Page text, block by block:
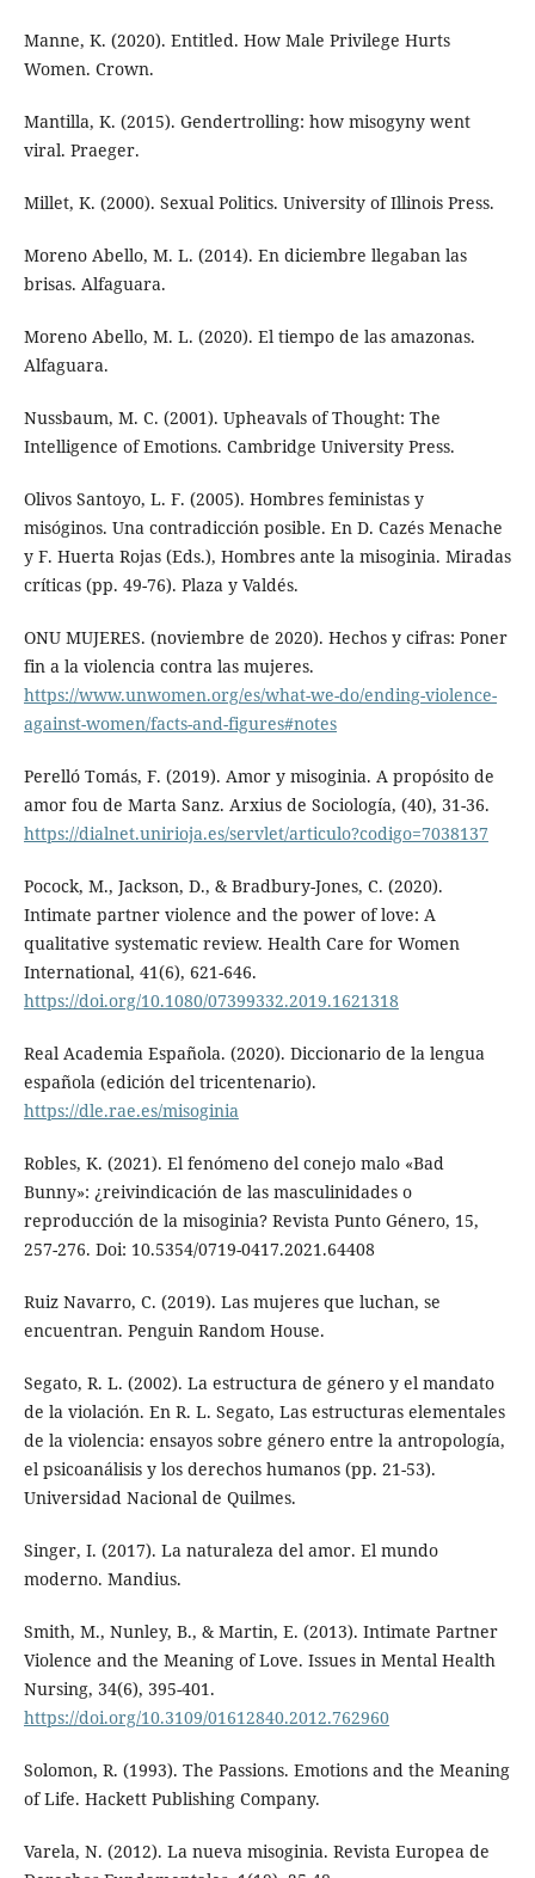
Manne, K. (2020). Entitled. How Male Privilege Hurts
Women. Crown.
Mantilla, K. (2015). Gendertrolling: how misogyny went
viral. Praeger.
Millet, K. (2000). Sexual Politics. University of Illinois Press.
Moreno Abello, M. L. (2014). En diciembre llegaban las
brisas. Alfaguara.
Moreno Abello, M. L. (2020). El tiempo de las amazonas.
Alfaguara.
Nussbaum, M. C. (2001). Upheavals of Thought: The
Intelligence of Emotions. Cambridge University Press.
Olivos Santoyo, L. F. (2005). Hombres feministas y
misóginos. Una contradicción posible. En D. Cazés Menache
y F. Huerta Rojas (Eds.), Hombres ante la misoginia. Miradas
críticas (pp. 49-76). Plaza y Valdés.
ONU MUJERES. (noviembre de 2020). Hechos y cifras: Poner
fin a la violencia contra las mujeres.
https://www.unwomen.org/es/what-we-do/ending-violence-
against-women/facts-and-figures#notes
Perelló Tomás, F. (2019). Amor y misoginia. A propósito de
amor fou de Marta Sanz. Arxius de Sociología, (40), 31-36.
https://dialnet.unirioja.es/servlet/articulo?codigo=7038137
Pocock, M., Jackson, D., & Bradbury-Jones, C. (2020).
Intimate partner violence and the power of love: A
qualitative systematic review. Health Care for Women
International, 41(6), 621-646.
https://doi.org/10.1080/07399332.2019.1621318
Real Academia Española. (2020). Diccionario de la lengua
española (edición del tricentenario).
https://dle.rae.es/misoginia
Robles, K. (2021). El fenómeno del conejo malo «Bad
Bunny»: ¿reivindicación de las masculinidades o
reproducción de la misoginia? Revista Punto Género, 15,
257-276. Doi: 10.5354/0719-0417.2021.64408
Ruiz Navarro, C. (2019). Las mujeres que luchan, se
encuentran. Penguin Random House.
Segato, R. L. (2002). La estructura de género y el mandato
de la violación. En R. L. Segato, Las estructuras elementales
de la violencia: ensayos sobre género entre la antropología,
el psicoanálisis y los derechos humanos (pp. 21-53).
Universidad Nacional de Quilmes.
Singer, I. (2017). La naturaleza del amor. El mundo
moderno. Mandius.
Smith, M., Nunley, B., & Martin, E. (2013). Intimate Partner
Violence and the Meaning of Love. Issues in Mental Health
Nursing, 34(6), 395-401.
https://doi.org/10.3109/01612840.2012.762960
Solomon, R. (1993). The Passions. Emotions and the Meaning
of Life. Hackett Publishing Company.
Varela, N. (2012). La nueva misoginia. Revista Europea de